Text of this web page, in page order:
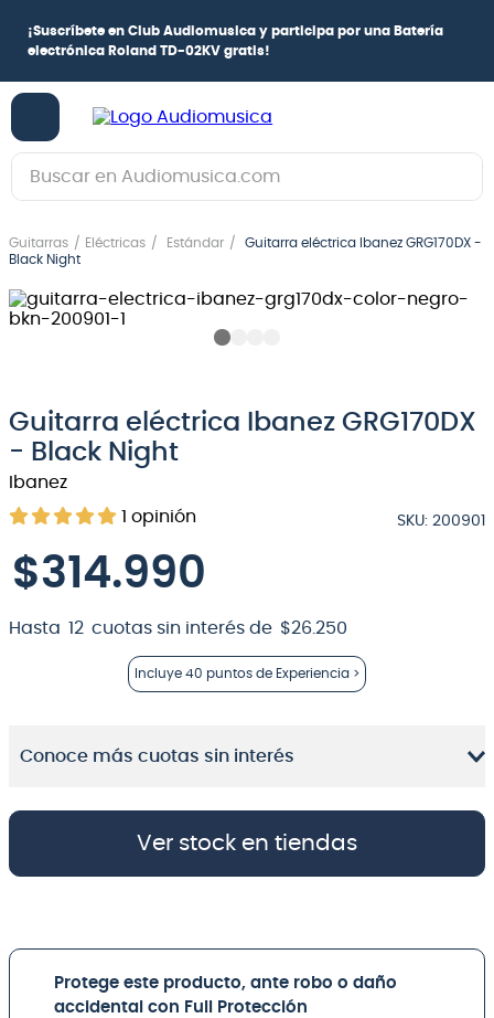
¡Suscríbete en Club Audiomusica y participa por una Batería
electrónica Roland TD-02KV gratis!
Buscar en Audiomusica.com
Guitarras Eléctricas Estándar
Guitarra eléctrica Ibanez GRG170DX -
Black Night
Guitarra eléctrica Ibanez GRG170DX
- Black Night
Ibanez
1 opinión SKU: 200901
$314.990
Hasta 12 cuotas sin interés de $26 250
Incluye 40 puntos de Experiencia >
Conoce más cuotas sin interés
Ver stock en tiendas
Protege este producto, ante robo o daño
accidental con Full Protección
1.
guitarra electrica
2.
bajo
guitarra electroacústica
5 .
amplificador
6.
teclado
7
guitarra
8.
micrófono
9 .
bateria